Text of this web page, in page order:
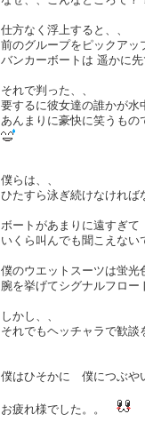
仕方なく浮上すると、、
前のグループをピックアッ
バンカーボートは 遥かに
それで判った、、
要するに彼女達の誰かが
あんまりに豪快に笑うも
僕らは、、
ひたすら泳ぎ続けなければ
ボートがあまりに遠すぎて
いくら叫んでも聞こえない
僕のウエットスーツは蛍光
腕を挙げてシグナルフロー
しかし、、
それでもヘッチャラで歓
僕はひそかに 僕につぶや
お疲れ様でした。。